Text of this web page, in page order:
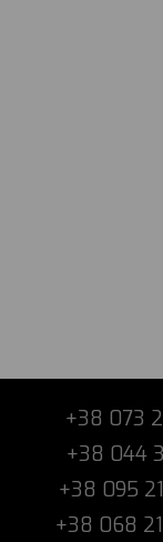
+38 073
+38 044
+38 095
+38 068